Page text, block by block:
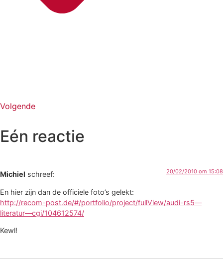
Volgende
Eén reactie
Michiel schreef: 20/02/2010 om 15:08
En hier zijn dan de officiele foto’s gelekt:
http://recom-post.de/#/portfolio/project/fullView/audi-rs5—
literatur—cgi/104612574/
Kewl!